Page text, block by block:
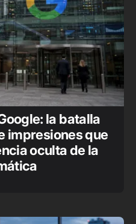
la batalla
impresiones que
oculta de la